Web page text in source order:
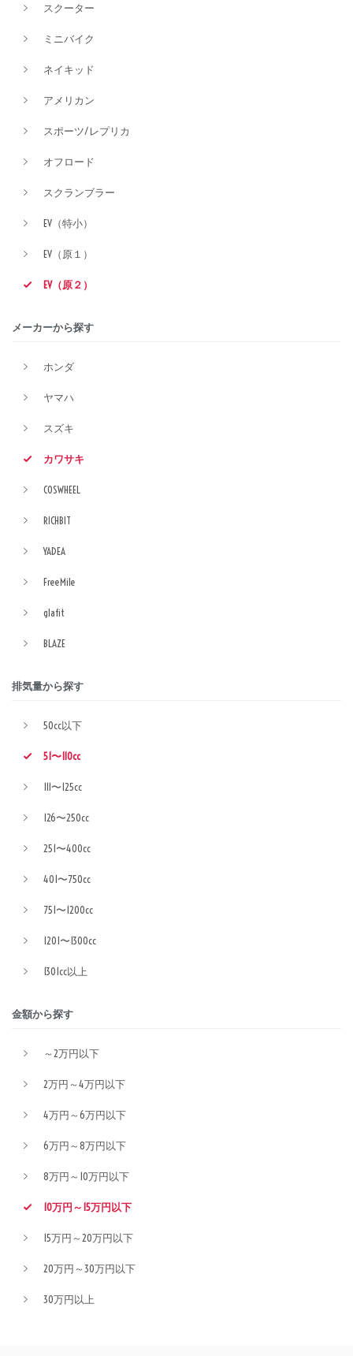
スクーター
ミニバイク
ネイキッド
アメリカン
スポーツ/レプリカ
オフロード
スクランブラー
EV（特小）
EV（原１）
EV（原２）
メーカーから探す
ホンダ
ヤマハ
スズキ
カワサキ
COSWHEEL
RICHBIT
YADEA
FreeMile
glafit
BLAZE
排気量から探す
50cc以下
51〜110cc
111〜125cc
126〜250cc
251〜400cc
401〜750cc
751〜1200cc
1201〜1300cc
1301cc以上
金額から探す
～2万円以下
2万円～4万円以下
4万円～6万円以下
6万円～8万円以下
8万円～10万円以下
10万円～15万円以下
15万円～20万円以下
20万円～30万円以下
30万円以上